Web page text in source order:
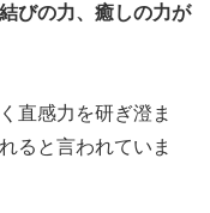
びの力、癒しの力が
直感力を研ぎ澄ま
ると言われていま